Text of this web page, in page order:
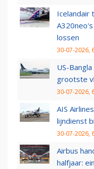
Icelandair
lossen
30-07-2026,
US-
grootste
30-07-2026,
AIS
lijndienst
30-07-2026,
Airbus
halfjaar: